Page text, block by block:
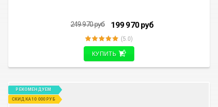
249 970руб 199 970 руб
(5.0)
КУПИТЬ